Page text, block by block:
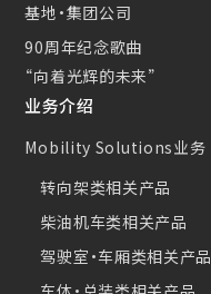
基地・集团公司
90周年纪念歌曲
“向着光辉的未来”
业务介绍
Mobility Solutions业务
转向架类相关产品
柴油机车类相关产品
驾驶室・车厢类相关产品